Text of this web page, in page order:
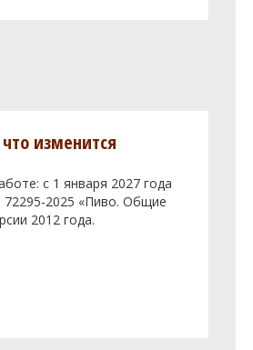
изменится
с 1 января 2027 года
2025 «Пиво. Общие
2012 года.